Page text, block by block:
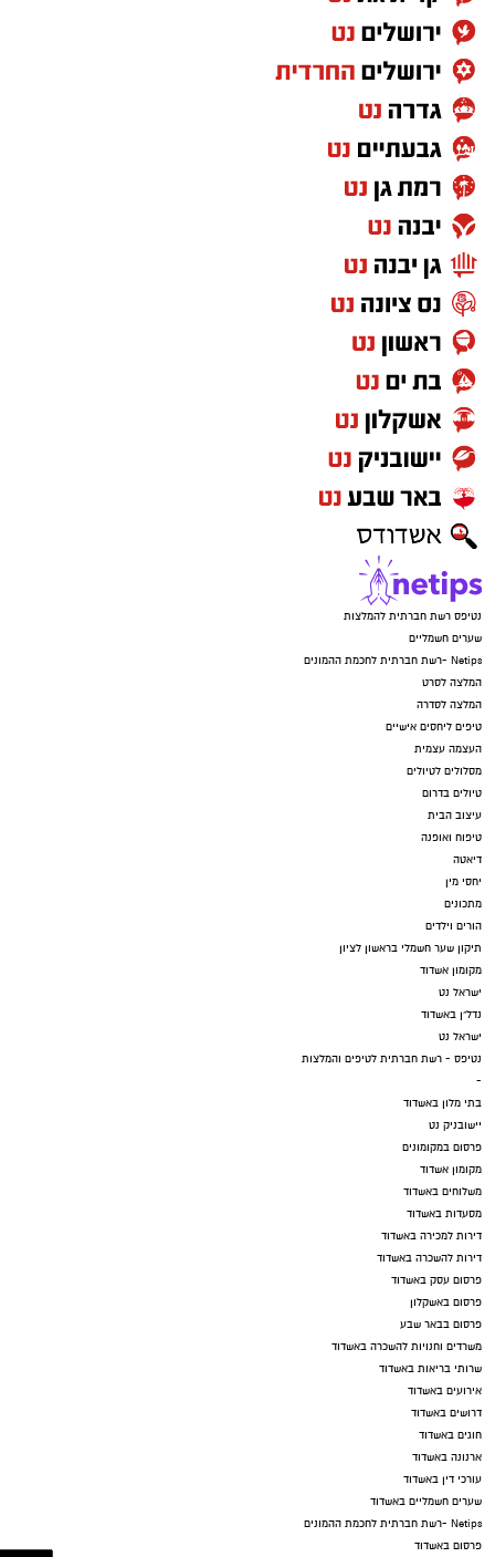
נטיפס רשת חברתית להמלצות
שערים חשמליים
Netips -רשת חברתית לחכמת ההמונים
המלצה לסרט
המלצה לסדרה
טיפים ליחסים אישיים
העצמה עצמית
מסלולים לטיולים
טיולים בדרום
עיצוב הבית
טיפוח ואופנה
דיאטה
יחסי מין
מתכונים
הורים וילדים
תיקון שער חשמלי בראשון לציון
מקומון אשדוד
ישראל נט
נדל"ן באשדוד
ישראל נט
נטיפס - רשת חברתית לטיפים והמלצות
-
בתי מלון באשדוד
יישובניק נט
פרסום במקומונים
מקומון אשדוד
משלוחים באשדוד
מסעדות באשדוד
דירות למכירה באשדוד
דירות להשכרה באשדוד
פרסום עסק באשדוד
פרסום באשקלון
פרסום בבאר שבע
משרדים וחנויות להשכרה באשדוד
שרותי בריאות באשדוד
אירועים באשדוד
דרושים באשדוד
חוגים באשדוד
ארנונה באשדוד
עורכי דין באשדוד
שערים חשמליים באשדוד
Netips -רשת חברתית לחכמת ההמונים
פרסום באשדוד